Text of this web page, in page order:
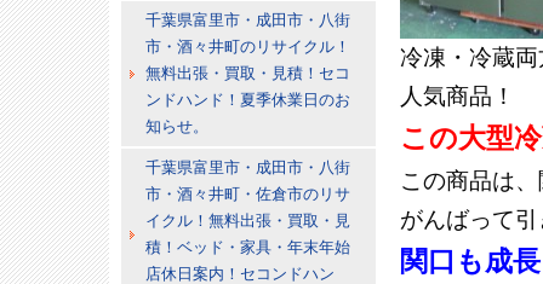
冷凍・冷蔵
人気商品！
この大型
この商品は
がんばって
関口も成
千葉県富里市・成田市・八街
市・酒々井町のリサイクル！
無料出張・買取・見積！セコ
ンドハンド！夏季休業日のお
知らせ。
千葉県富里市・成田市・八街
市・酒々井町・佐倉市のリサ
イクル！無料出張・買取・見
積！ベッド・家具・年末年始
店休日案内！セコンドハン